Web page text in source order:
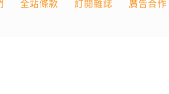
全站條款 訂閱雜誌 廣告合作